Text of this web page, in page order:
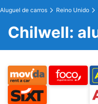
Aluguel de carros Reino Unido
Chilwell: